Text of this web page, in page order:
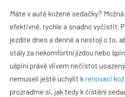
Máte v autě kožené sedačky?
efektivně, rychle a snadno vyčistit.
jezdíte dnes a denně a nestojí o to,
stály za nekomfortní jízdou nebo
ušpiní právě vlivem nečistot
nemuseli ještě uchýlit krenovaci
prozraďme si, jak tedy k čištění